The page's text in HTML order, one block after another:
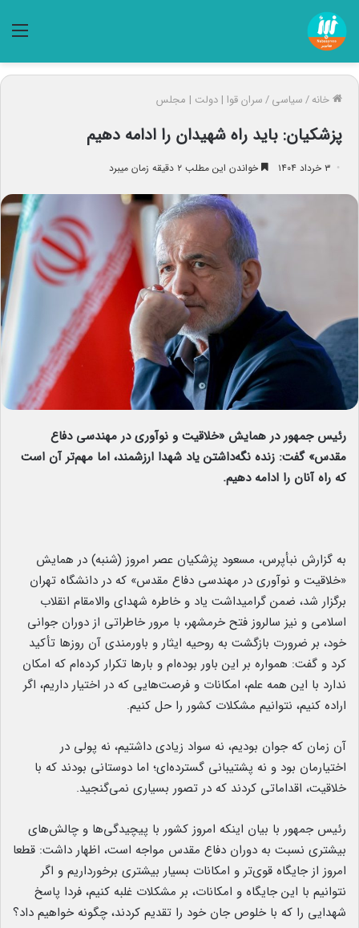
خانه/سیاسی/سران قوا | دولت | مجلس
پزشکیان: باید راه شهیدان را ادامه دهیم
۳ خرداد ۱۴۰۴ خواندن این مطلب ۲ دقیقه زمان میبرد
رئیس جمهور در همایش «خلاقیت و نوآوری در مهندسی دفاع
مقدس» گفت: زنده نگه‌داشتن یاد شهدا ارزشمند، اما مهم‌تر آن است
که راه آنان را ادامه دهیم.
به گزارش نبأپرس، مسعود پزشکیان عصر امروز (شنبه) در همایش
«خلاقیت و نوآوری در مهندسی دفاع مقدس» که در دانشگاه تهران
برگزار شد، ضمن گرامیداشت یاد و خاطره شهدای والامقام انقلاب
اسلامی و نیز سالروز فتح خرمشهر، با مرور خاطراتی از دوران جوانی
خود، بر ضرورت بازگشت به روحیه ایثار و باورمندی آن روزها تأکید
کرد و گفت: همواره بر این باور بوده‌ام و بارها تکرار کرده‌ام که امکان
ندارد با این همه علم، امکانات و فرصت‌هایی که در اختیار داریم، اگر
اراده کنیم، نتوانیم مشکلات کشور را حل کنیم.
آن زمان که جوان بودیم، نه سواد زیادی داشتیم، نه پولی در
اختیارمان بود و نه پشتیبانی گسترده‌ای؛ اما دوستانی بودند که با
خلاقیت، اقداماتی کردند که در تصور بسیاری نمی‌گنجید.
رئیس جمهور با بیان اینکه امروز کشور با پیچیدگی‌ها و چالش‌های
بیشتری نسبت به دوران دفاع مقدس مواجه است، اظهار داشت: قطعا
امروز از جایگاه قوی‌تر و امکانات بسیار بیشتری برخورداریم و اگر
نتوانیم با این جایگاه و امکانات، بر مشکلات غلبه کنیم، فردا پاسخ
شهدایی را که با خلوص جان خود را تقدیم کردند، چگونه خواهیم داد؟